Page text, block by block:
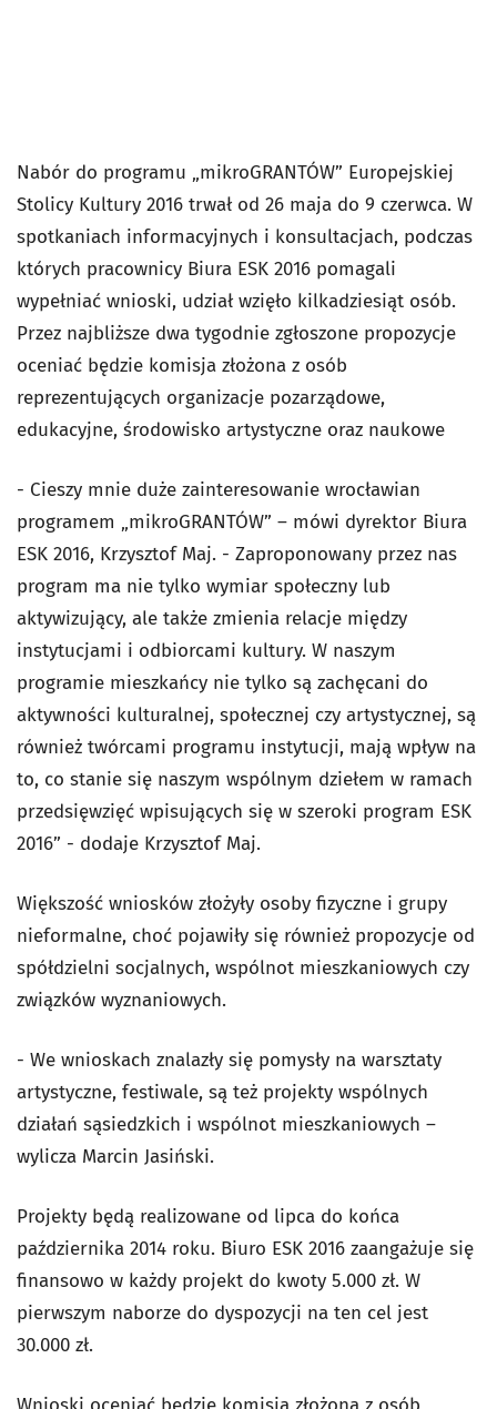
Nabór do programu „mikroGRANTÓW” Europejskiej
Stolicy Kultury 2016 trwał od 26 maja do 9 czerwca. W
spotkaniach informacyjnych i konsultacjach, podczas
których pracownicy Biura ESK 2016 pomagali
wypełniać wnioski, udział wzięło kilkadziesiąt osób.
Przez najbliższe dwa tygodnie zgłoszone propozycje
oceniać będzie komisja złożona z osób
reprezentujących organizacje pozarządowe,
edukacyjne, środowisko artystyczne oraz naukowe
- Cieszy mnie duże zainteresowanie wrocławian
programem „mikroGRANTÓW” – mówi dyrektor Biura
ESK 2016, Krzysztof Maj. - Zaproponowany przez nas
program ma nie tylko wymiar społeczny lub
aktywizujący, ale także zmienia relacje między
instytucjami i odbiorcami kultury. W naszym
programie mieszkańcy nie tylko są zachęcani do
aktywności kulturalnej, społecznej czy artystycznej, są
również twórcami programu instytucji, mają wpływ na
to, co stanie się naszym wspólnym dziełem w ramach
przedsięwzięć wpisujących się w szeroki program ESK
2016” - dodaje Krzysztof Maj.
Większość wniosków złożyły osoby fizyczne i grupy
nieformalne, choć pojawiły się również propozycje od
spółdzielni socjalnych, wspólnot mieszkaniowych czy
związków wyznaniowych.
- We wnioskach znalazły się pomysły na warsztaty
artystyczne, festiwale, są też projekty wspólnych
działań sąsiedzkich i wspólnot mieszkaniowych –
wylicza Marcin Jasiński.
Projekty będą realizowane od lipca do końca
października 2014 roku. Biuro ESK 2016 zaangażuje się
finansowo w każdy projekt do kwoty 5.000 zł. W
pierwszym naborze do dyspozycji na ten cel jest
30.000 zł.